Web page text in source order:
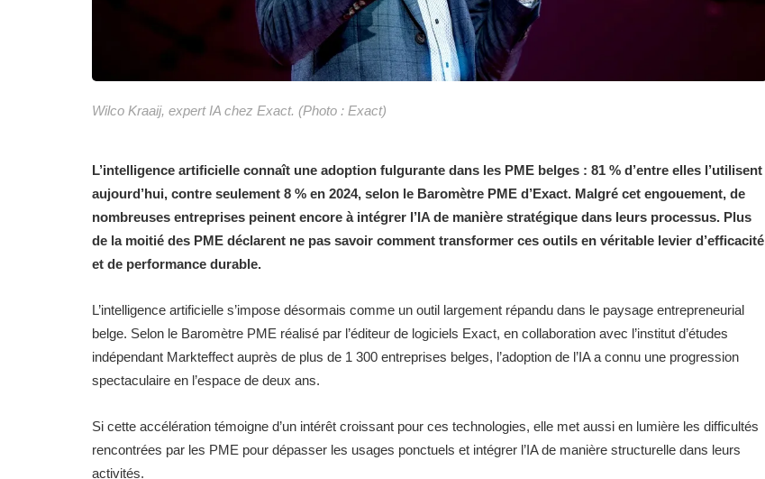
Wilco Kraaij, expert IA chez Exact. (Photo : Exact)
L’intelligence artificielle connaît une adoption fulgurante dans les PME belges : 81 % d’entre elles l’utilisent
aujourd’hui, contre seulement 8 % en 2024, selon le Baromètre PME d’Exact. Malgré cet engouement, de
nombreuses entreprises peinent encore à intégrer l’IA de manière stratégique dans leurs processus. Plus
de la moitié des PME déclarent ne pas savoir comment transformer ces outils en véritable levier d’efficacité
et de performance durable.
L’intelligence artificielle s’impose désormais comme un outil largement répandu dans le paysage entrepreneurial
belge. Selon le Baromètre PME réalisé par l’éditeur de logiciels Exact, en collaboration avec l’institut d’études
indépendant Markteffect auprès de plus de 1 300 entreprises belges, l’adoption de l’IA a connu une progression
spectaculaire en l’espace de deux ans.
Si cette accélération témoigne d’un intérêt croissant pour ces technologies, elle met aussi en lumière les difficultés
rencontrées par les PME pour dépasser les usages ponctuels et intégrer l’IA de manière structurelle dans leurs
activités.